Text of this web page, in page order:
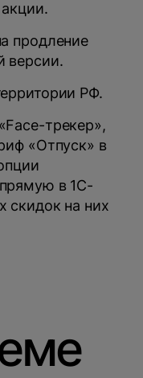
продление
версии.
РФ.
трекер»,
«Отпуск» в
в 1С-
скидок на них